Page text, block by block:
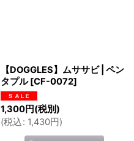
【DOGGLES】ムササビ | ペン
タプル [CF-0072]
1,300円(税別)
(税込: 1,430円 )